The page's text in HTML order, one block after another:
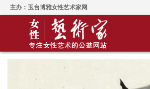
主办：玉台博雅女性艺术家网